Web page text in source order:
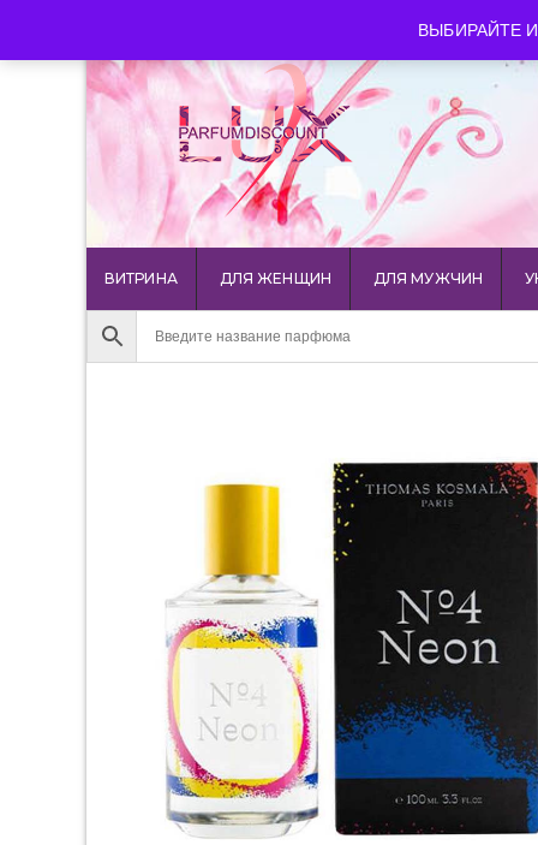
ВЫБИРАЙТЕ
+7 903 544 11 18 г.
ВИТРИНА ДЛЯ ЖЕНЩИН ДЛЯ МУЖЧИН